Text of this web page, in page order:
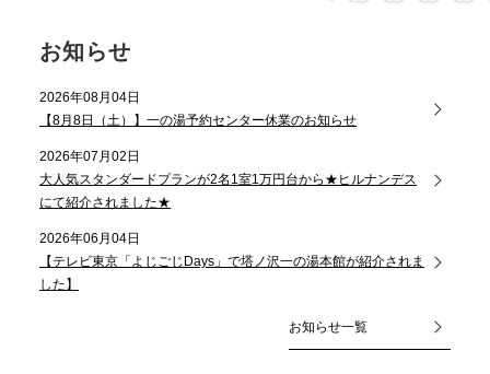
お知らせ
2026年08月04日
【8月8日（土）】一の湯予約センター休業のお知らせ
2026年07月02日
大人気スタンダードプランが2名1室1万円台から★ヒルナンデス
にて紹介されました★
2026年06月04日
【テレビ東京「よじごじDays」で塔ノ沢一の湯本館が紹介されま
した】
お知らせ一覧